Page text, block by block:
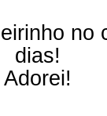
no
dias!
Adorei!